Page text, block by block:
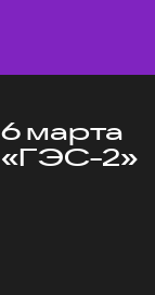
6 марта
«ГЭС-2»